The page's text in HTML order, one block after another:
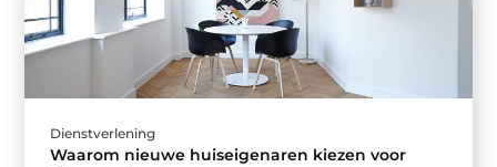
Dienstverlening
Waarom nieuwe huiseigenaren kiezen voor